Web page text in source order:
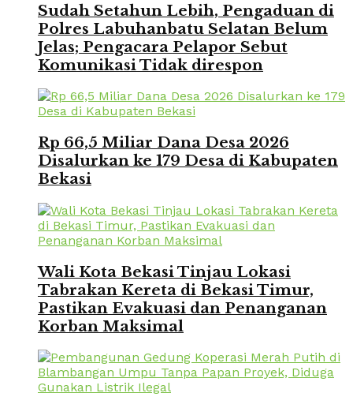
Sudah Setahun Lebih, Pengaduan di
Polres Labuhanbatu Selatan Belum
Jelas; Pengacara Pelapor Sebut
Komunikasi Tidak direspon
Rp 66,5 Miliar Dana Desa 2026
Disalurkan ke 179 Desa di Kabupaten
Bekasi
Wali Kota Bekasi Tinjau Lokasi
Tabrakan Kereta di Bekasi Timur,
Pastikan Evakuasi dan Penanganan
Korban Maksimal